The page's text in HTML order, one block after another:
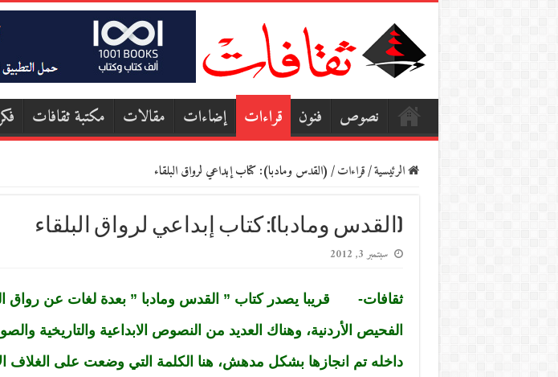
نصوص فنون قراءات إضاءات مقالات مكتبة ثقافات
الرئيسية/قراءات/(القدس ومادبا): كتاب إبداعي لرواق البلقاء
(القدس ومادبا): كتاب إبداعي لرواق البلقاء
سبتمبر 3, 2012
ثقافات- قريبا يصدر كتاب ” القدس ومادبا ” بعدة لغات عن رواق
الفحيص الأردنية، وهناك العديد من النصوص الابداعية والتاريخية
داخله تم انجازها بشكل مدهش، هنا الكلمة التي وضعت على الغلاف